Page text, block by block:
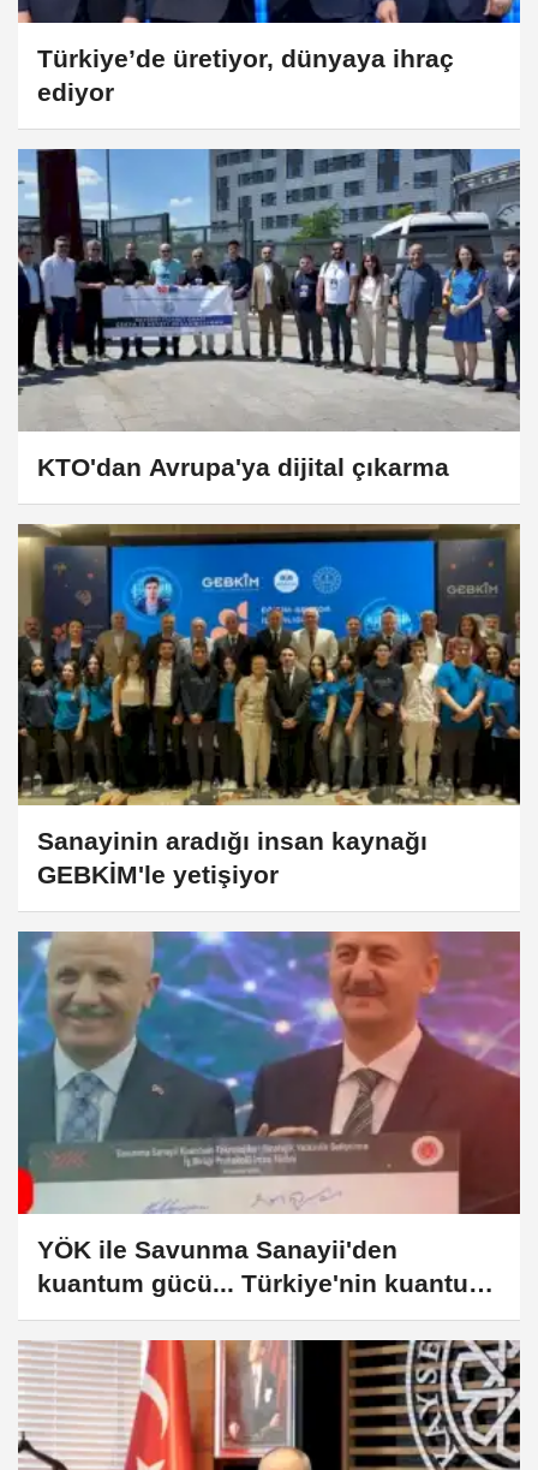
Türkiye’de üretiyor, dünyaya ihraç
ediyor
KTO'dan Avrupa'ya dijital çıkarma
Sanayinin aradığı insan kaynağı
GEBKİM'le yetişiyor
YÖK ile Savunma Sanayii'den
kuantum gücü... Türkiye'nin kuantum
çağı başlıyor